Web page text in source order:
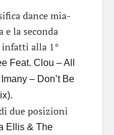
dance mia-
e la seconda
alla 1°
Feat. Clou – All
Imany – Don’t Be
.
due posizioni
Ellis & The